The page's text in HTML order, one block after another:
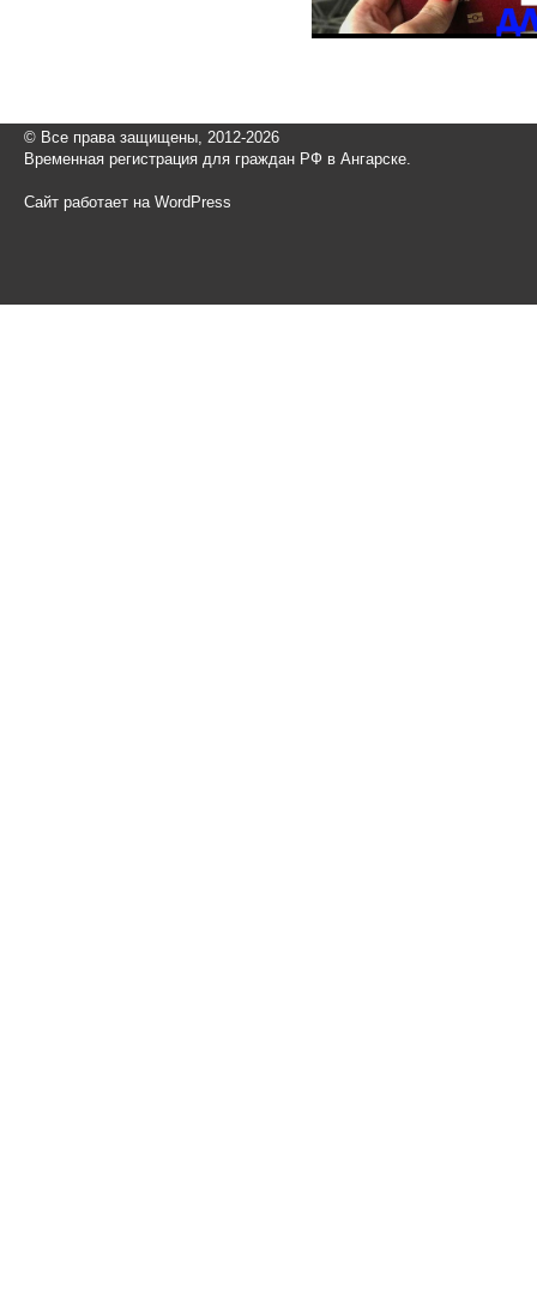
© Все права защищены, 2012-2026
Временная регистрация для граждан РФ в Ангарске.
Сайт работает на WordPress